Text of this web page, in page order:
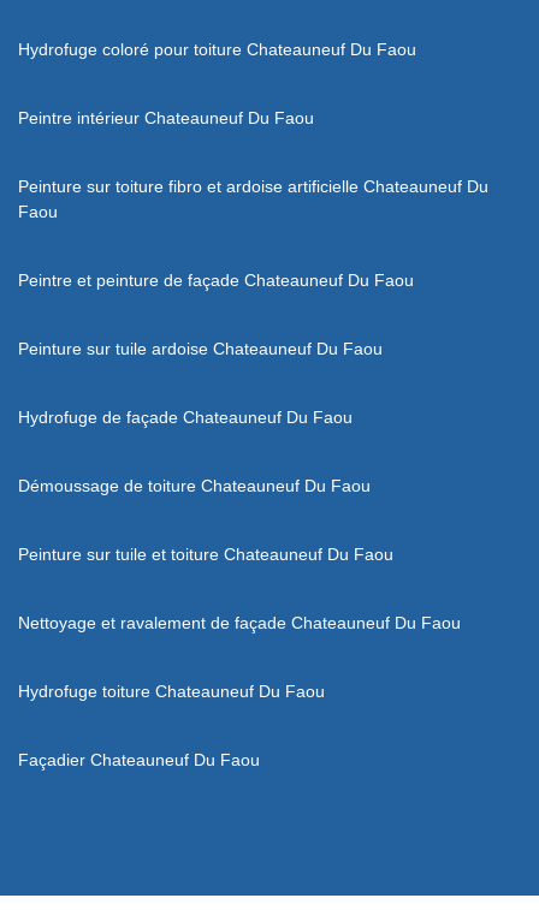
Hydrofuge coloré pour toiture Chateauneuf Du Faou
Peintre intérieur Chateauneuf Du Faou
Peinture sur toiture fibro et ardoise artificielle Chateauneuf Du
Faou
Peintre et peinture de façade Chateauneuf Du Faou
Peinture sur tuile ardoise Chateauneuf Du Faou
Hydrofuge de façade Chateauneuf Du Faou
Démoussage de toiture Chateauneuf Du Faou
Peinture sur tuile et toiture Chateauneuf Du Faou
Nettoyage et ravalement de façade Chateauneuf Du Faou
Hydrofuge toiture Chateauneuf Du Faou
Façadier Chateauneuf Du Faou